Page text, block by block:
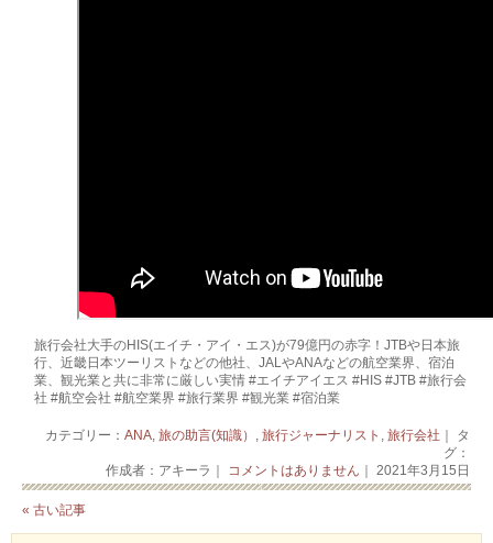
旅行会社大手のHIS(エイチ・アイ・エス)が79億円の赤字！JTBや日本旅
行、近畿日本ツーリストなどの他社、JALやANAなどの航空業界、宿泊
業、観光業と共に非常に厳しい実情 #エイチアイエス​ #HIS​ #JTB​ #旅行会
社​ #航空会社​ #航空業界​ #旅行業界​ #観光業​ #宿泊業​
カテゴリー： ANA, 旅の助言(知識） , 旅行ジャーナリスト , 旅行会社 ｜ タ
グ：
作成者：アキーラ｜ コメントはありません ｜ 2021年3月15日
« 古い記事